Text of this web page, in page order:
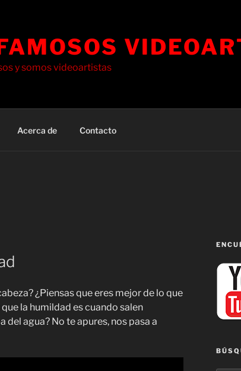
y somos videoartistas
Acerca de Contacto
¿Piensas que eres mejor de lo que
la humildad es cuando salen
del agua? No te apures, nos pasa a